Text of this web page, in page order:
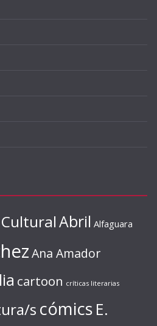
CulturalAbril Alfaguara
Ana Amador
cartoon críticas literarias
s cómics E.